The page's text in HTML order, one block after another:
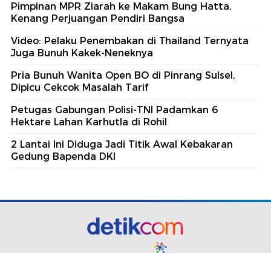
Pimpinan MPR Ziarah ke Makam Bung Hatta,
Kenang Perjuangan Pendiri Bangsa
Video: Pelaku Penembakan di Thailand Ternyata
Juga Bunuh Kakek-Neneknya
Pria Bunuh Wanita Open BO di Pinrang Sulsel,
Dipicu Cekcok Masalah Tarif
Petugas Gabungan Polisi-TNI Padamkan 6
Hektare Lahan Karhutla di Rohil
2 Lantai Ini Diduga Jadi Titik Awal Kebakaran
Gedung Bapenda DKI